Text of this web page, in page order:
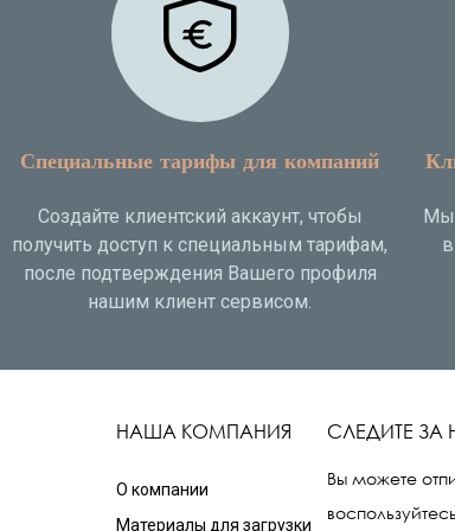
Специальные тарифы для компаний
Создайте клиентский аккаунт, чтобы
получить доступ к специальным тарифам,
после подтверждения Вашего профиля
нашим клиент сервисом.
Мы
НАША КОМПАНИЯ
О компании
Материалы для загрузки
СЛЕДИТЕ ЗА
Вы можете